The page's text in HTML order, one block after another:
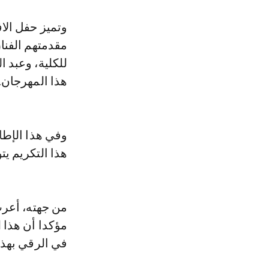
وتميز حفل
مقدمتهم
للكلية،
هذا
وفي هذا
هذا التكريم
من جهته،
مؤكدا أن
في الرقي